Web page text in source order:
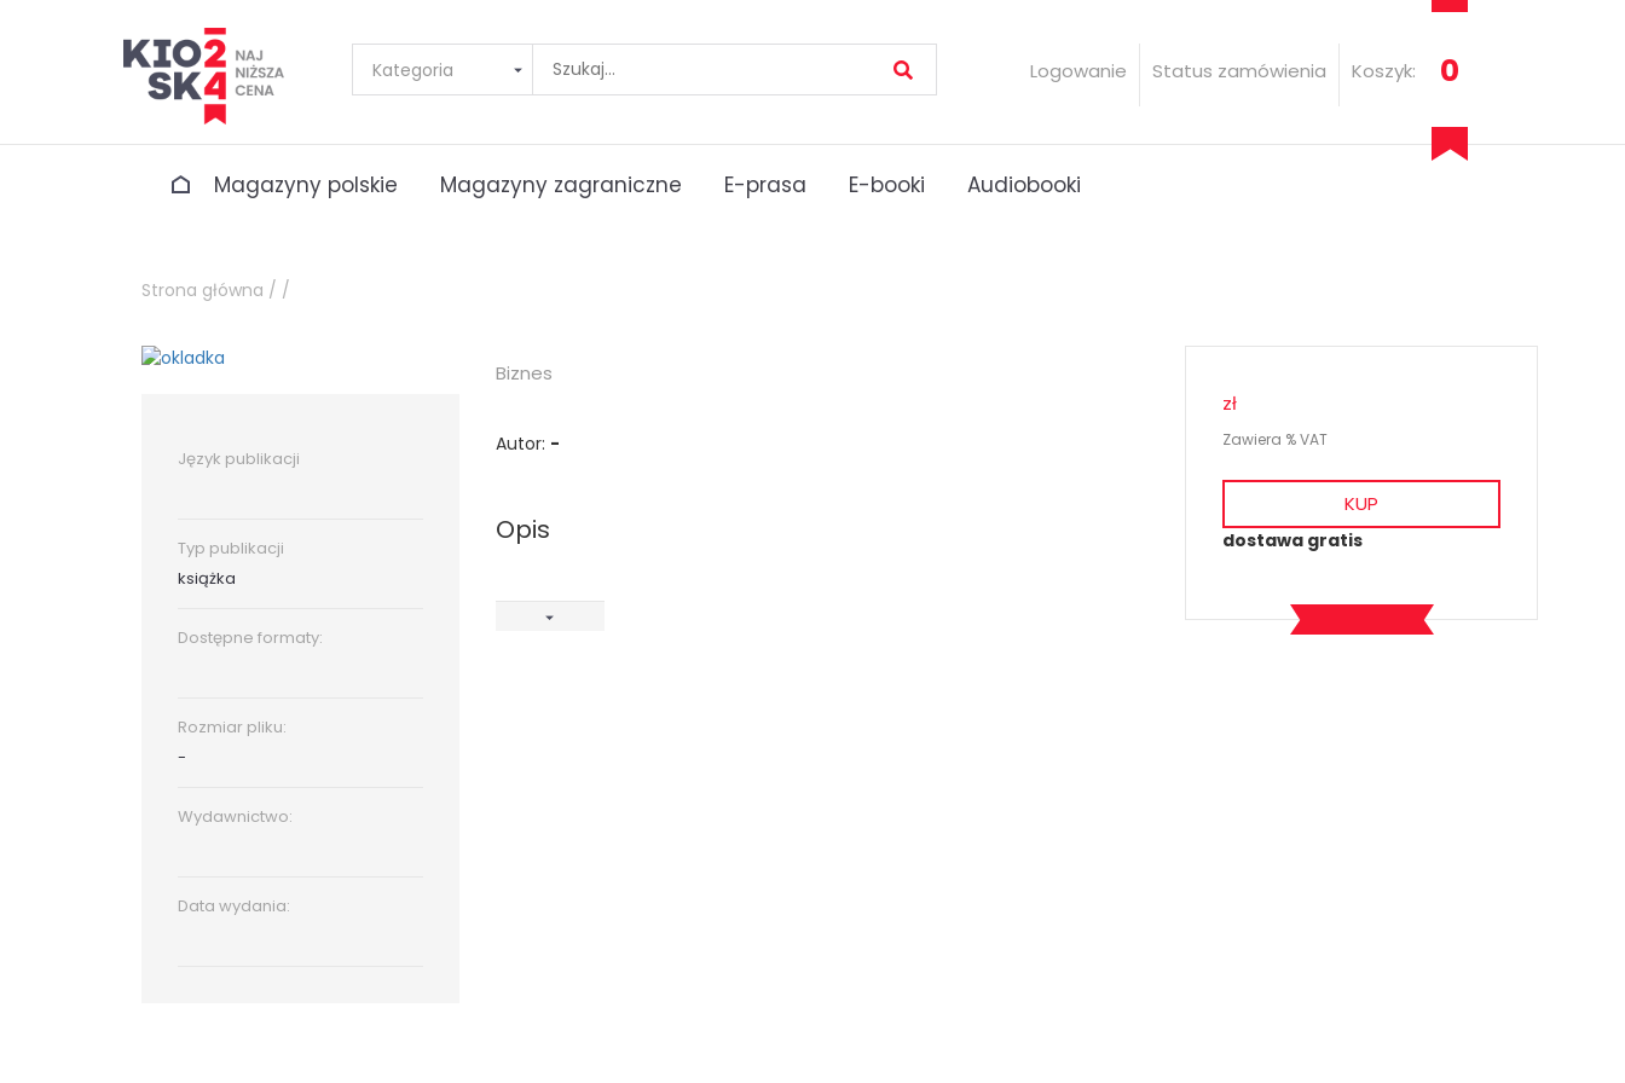
Logowanie Status zamówienia Koszyk: 0
Magazyny polskie Magazyny zagraniczne E-prasa E-booki Audiobooki
Strona główna / /
Język publikacji
Typ publikacji
książka
Dostępne formaty:
Rozmiar pliku:
-
Wydawnictwo:
Data wydania:
Biznes
Autor: -
Opis
zł
Zawiera % VAT
KUP
dostawa gratis